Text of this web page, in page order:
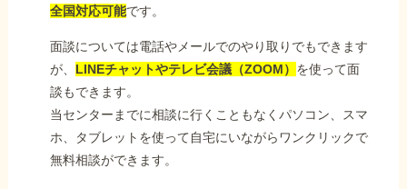
全国対応可能です。
面談については電話やメールでのやり取りでもできます
が、 LINEチャットやテレビ会議（ZOOM） を使って面
談もできます。
当センターまでに相談に行くこともなくパソコン、スマ
ホ、タブレットを使って自宅にいながらワンクリックで
無料相談ができます。